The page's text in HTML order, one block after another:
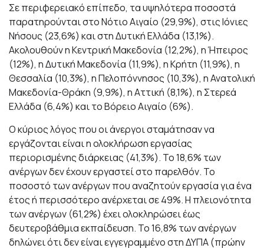
Σε περιφερειακό επίπεδο, τα υψηλότερα ποσοστά
παρατηρούνται στο Νότιο Αιγαίο (29,9%), στις Ιόνιες
Νήσους (23,6%) και στη Δυτική Ελλάδα (13,1%).
Ακολουθούν η Κεντρική Μακεδονία (12,2%), η Ήπειρος
(12%), η Δυτική Μακεδονία (11,9%), η Κρήτη (11,9%), η
Θεσσαλία (10,3%), η Πελοπόννησος (10,3%), η Ανατολική
Μακεδονία-Θράκη (9,9%), η Αττική (8,1%), η Στερεά
Ελλάδα (6,4%) και το Βόρειο Αιγαίο (6%).
Ο κύριος λόγος που οι άνεργοι σταμάτησαν να
εργάζονται είναι η ολοκλήρωση εργασίας
περιορισμένης διάρκειας (41,3%). Το 18,6% των
ανέργων δεν έχουν εργαστεί στο παρελθόν. Το
ποσοστό των ανέργων που αναζητούν εργασία για ένα
έτος ή περισσότερο ανέρχεται σε 49%. Η πλειονότητα
των ανέργων (61,2%) έχει ολοκληρώσει έως
δευτεροβάθμια εκπαίδευση. Το 16,8% των ανέργων
δηλώνει ότι δεν είναι εγγεγραμμένο στη ΔΥΠΑ (πρώην